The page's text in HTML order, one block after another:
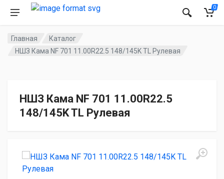
0
Главная
Каталог
НШЗ Кама NF 701 11.00R22.5 148/145K TL Рулевая
НШЗ Кама NF 701 11.00R22.5
148/145K TL Рулевая